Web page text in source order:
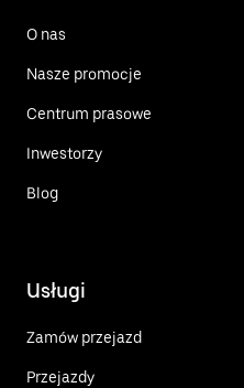
O nas
Nasze promocje
Centrum prasowe
Inwestorzy
Blog
Usługi
Zamów przejazd
Przejazdy